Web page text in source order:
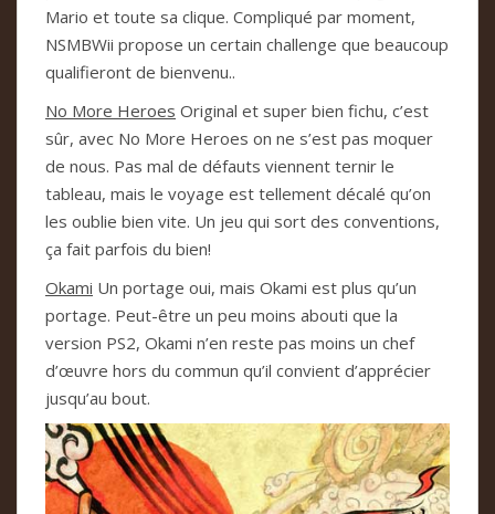
Mario et toute sa clique. Compliqué par moment,
NSMBWii propose un certain challenge que beaucoup
qualifieront de bienvenu..
No More Heroes Original et super bien fichu, c’est
sûr, avec No More Heroes on ne s’est pas moquer
de nous. Pas mal de défauts viennent ternir le
tableau, mais le voyage est tellement décalé qu’on
les oublie bien vite. Un jeu qui sort des conventions,
ça fait parfois du bien!
Okami Un portage oui, mais Okami est plus qu’un
portage. Peut-être un peu moins abouti que la
version PS2, Okami n’en reste pas moins un chef
d’œuvre hors du commun qu’il convient d’apprécier
jusqu’au bout.